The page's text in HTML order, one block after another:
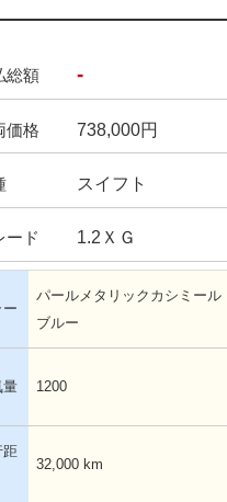
総額 -
価格 738,000円
スイフト
ード 1.2ＸＧ
ー
パールメタリックカシミール
ブルー
量 1200
距
32,000 km